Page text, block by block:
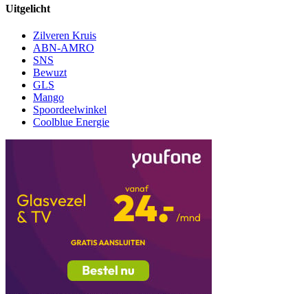
Uitgelicht
Zilveren Kruis
ABN-AMRO
SNS
Bewuzt
GLS
Mango
Spoordeelwinkel
Coolblue Energie